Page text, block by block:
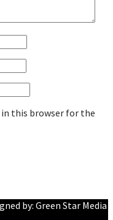
in this browser for the
by: Green Star Media